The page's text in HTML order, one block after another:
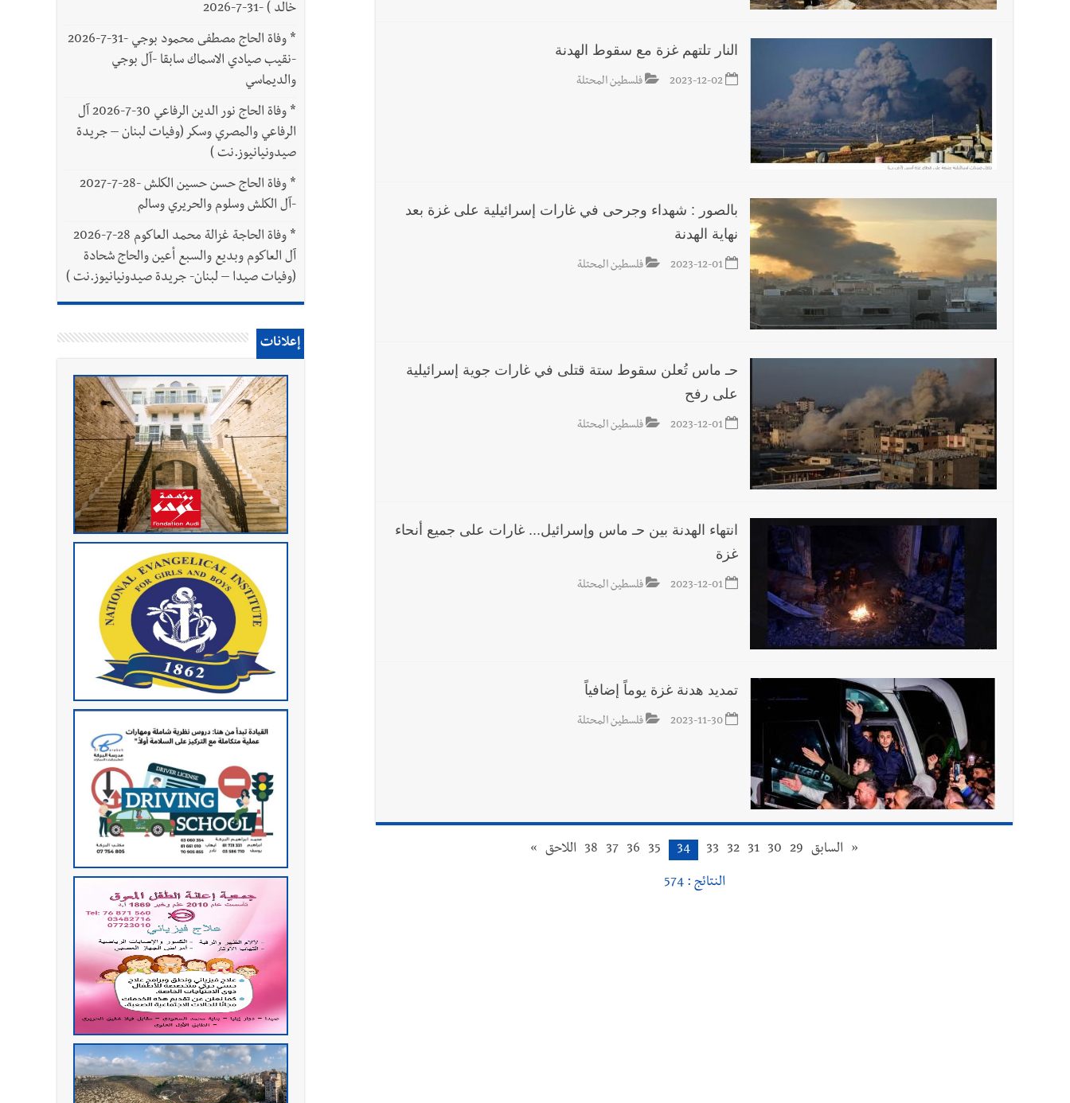
النار تلتهم غزة مع سقوط الهدنة
2023-12-02 فلسطين المحتلة
بالصور : شهداء وجرحى في غارات إسرائيلية على غزة بعد
نهاية الهدنة
2023-12-01 فلسطين المحتلة
حـ ماس تُعلن سقوط ستة قتلى في غارات جوية إسرائيلية
على رفح
2023-12-01 فلسطين المحتلة
انتهاء الهدنة بين حـ ماس وإسرائيل... غارات على جميع أنحاء
غزة
2023-12-01 فلسطين المحتلة
تمديد هدنة غزة يوماً إضافياً
2023-11-30 فلسطين المحتلة
« السابق 29
30
31
32
33
34
35
36
37
38 اللاحق »
النتائج : 574
خالد ) -31-7-2026
*
وفاة الحاج مصطفى محمود بوجي -31-7-2026
-نقيب صيادي الاسماك سابقا -آل بوجي
والديماسي
*
وفاة الحاج نور الدين الرفاعي 30-7-2026 آل
الرفاعي والمصري وسكر (وفيات لبنان – جريدة
صيدونيانيوز.نت )
*
وفاة الحاج حسن حسين الكلش -28-7-2027
-آل الكلش وسلوم والحريري وسالم
*
وفاة الحاجة غزالة محمد العاكوم 28-7-2026
آل العاكوم وبديع والسبع أعين والحاج شحادة
(وفيات صيدا – لبنان- جريدة صيدونيانيوز.نت )
إعلانات